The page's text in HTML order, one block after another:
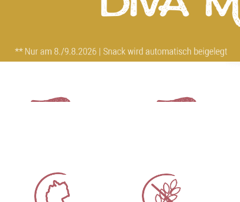
Taste iT
statt 24,99 € bestellen.
Nur für Erstbesteller.